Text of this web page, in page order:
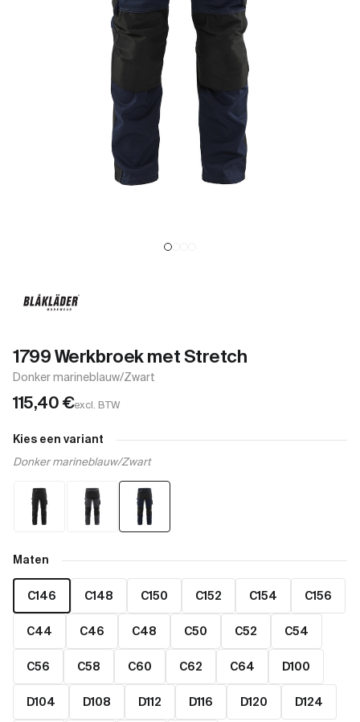
1799 Werkbroek met Stretch
Donker marineblauw/Zwart
115,40€excl. BTW
Kies een variant
Donker marineblauw/Zwart
Maten
C146 C148 C150 C152 C154 C156
C44 C46 C48 C50 C52 C54
C56 C58 C60 C62 C64 D100
D104 D108 D112 D116 D120 D124